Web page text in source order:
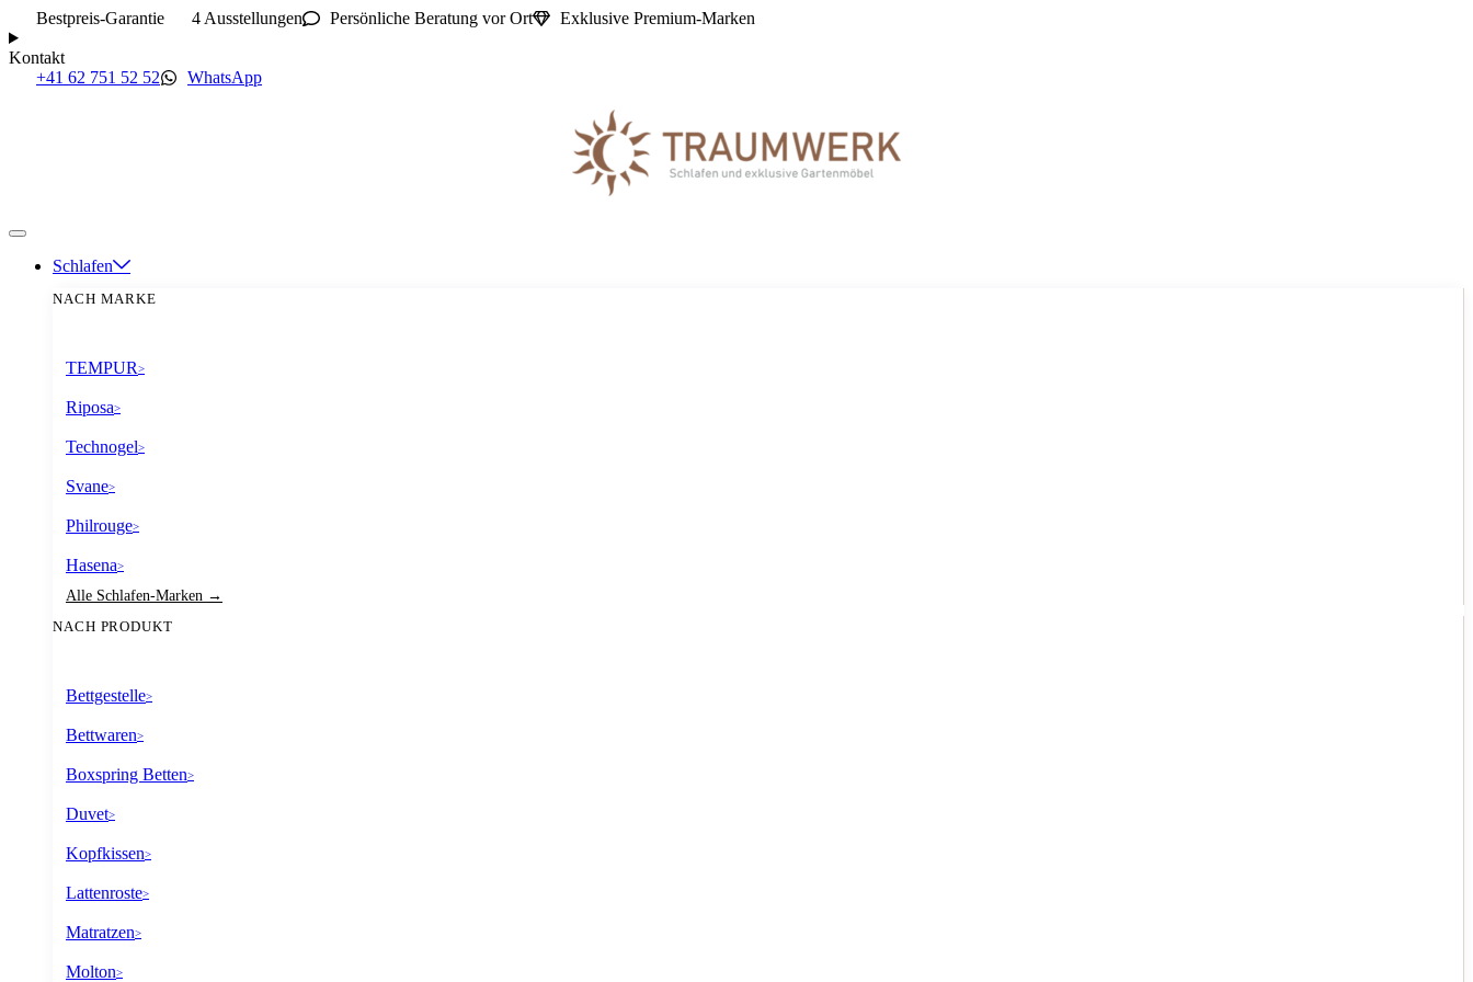
Bestpreis-Garantie 4 Ausstellungen Persönliche Beratung vor Ort Exklusive Premium-Marken
Kontakt
+41 62 751 52 52
WhatsApp
Schlafen
NACH MARKE
TEMPUR>
Riposa>
Technogel>
Svane>
Philrouge>
Hasena>
Alle Schlafen-Marken →
NACH PRODUKT
Bettgestelle>
Bettwaren>
Boxspring Betten>
Duvet>
Kopfkissen>
Lattenroste>
Matratzen>
Molton>